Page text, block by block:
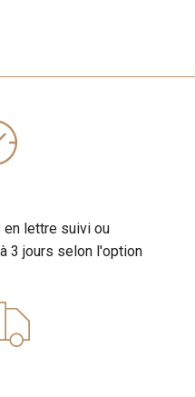
lettre suivi ou
3 jours selon l'option